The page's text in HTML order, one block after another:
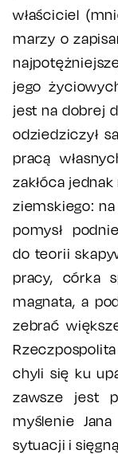
właściciel
marzy o
jego
jest na dobrej
odziedziczył
pracą
zakłóca
ziemskiego:
pomysł
do teorii
pracy, córka
magnata, a
zebrać
chyli się ku
zawsze jest
myślenie
sytuacji i